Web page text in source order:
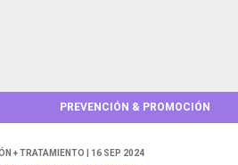
PREVENCIÓN & PROMOCIÓN
+ TRATAMIENTO | 16 SEP 2024